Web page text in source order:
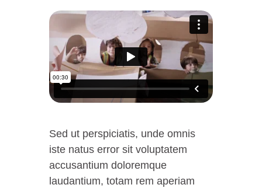
Sed ut perspiciatis, unde omnis
iste natus error sit voluptatem
accusantium doloremque
laudantium, totam rem aperiam